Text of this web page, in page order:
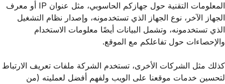
المعلومات التقنية حول جهازكم الحاسوبي، مثل عنوان IP أو معرف
الجهاز الآخر، نوع الجهاز الذي تستخدمونه، وإصدار نظام التشغيل
الذي تستخدمونه، وتشمل البيانات أيضًا معلومات الاستخدام
والإحصاءات حول تفاعلكم مع الموقع.
كذلك مثل الشركات الأخرى، تستخدم الشركة ملفات تعريف الارتباط
لتحسين خدمات موقعنا على الويب ولفهم أفضل لعمليته (من